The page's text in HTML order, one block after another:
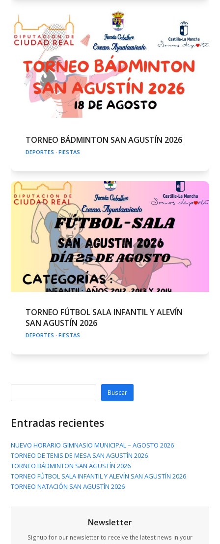
TORNEO BÁDMINTON SAN AGUSTÍN 2026
DEPORTES ·FIESTAS
TORNEO FÚTBOL SALA INFANTIL Y ALEVÍN
SAN AGUSTÍN 2026
DEPORTES ·FIESTAS
Buscar
Entradas recientes
NUEVO HORARIO GIMNASIO MUNICIPAL – AGOSTO 2026
TORNEO DE TENIS DE MESA SAN AGUSTÍN 2026
TORNEO BÁDMINTON SAN AGUSTÍN 2026
TORNEO FÚTBOL SALA INFANTIL Y ALEVÍN SAN AGUSTÍN 2026
TORNEO NATACIÓN SAN AGUSTÍN 2026
Newsletter
Signup for our newsletter to receive the latest news in your